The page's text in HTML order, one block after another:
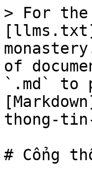
> For the
of
`.md` to
thong-
# Cổng